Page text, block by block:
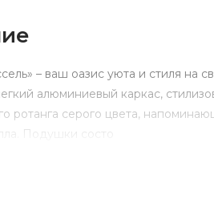
– ваш оазис уюта и стиля на
алюминиевый каркас,
ротанга серого цвета,
Подушки состо